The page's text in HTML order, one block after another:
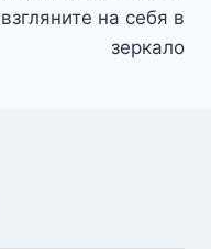
взгляните на себя в
зеркало